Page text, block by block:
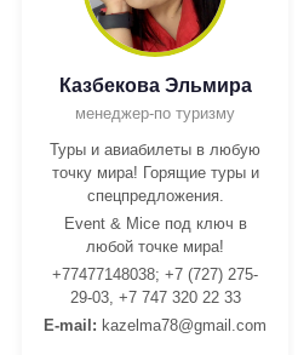
Казбекова Эльмира
менеджер-по туризму
Туры и авиабилеты в любую
точку мира! Горящие туры и
спецпредложения.
Event & Mice под ключ в
любой точке мира!
+77477148038; +7 (727) 275-
29-03, +7 747 320 22 33
E-mail: kazelma78@gmail.com